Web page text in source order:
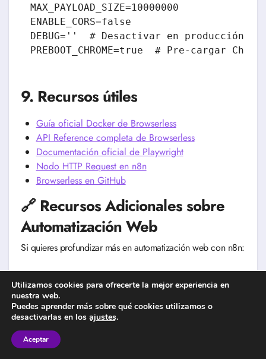
MAX_PAYLOAD_SIZE=10000000
ENABLE_CORS=false
DEBUG=''  # Desactivar en producción
PREBOOT_CHROME=true  # Pre-cargar
9. Recursos útiles
Guía oficial Docker de Browserless
API Reference completa de Browserless
Documentación oficial de Playwright
Nodo HTTP Request en n8n
Browserless en GitHub
🔗 Recursos Adicionales sobre
Automatización Web
Si quieres profundizar más en automatización web con n8n:
n8n 2025: Automatiza 100+ Tareas Sin Código
(Guía Completa V2)
Automatización con n8n: 20 Workflows Listos para
Usar (2025)
n8n webhook no responde: 5 causas y cómo
solucionarlo (2025)
Utilizamos cookies para ofrecerte la mejor experiencia en
nuestra web.
Puedes aprender más sobre qué cookies utilizamos o
desactivarlas en los ajustes.
Aceptar